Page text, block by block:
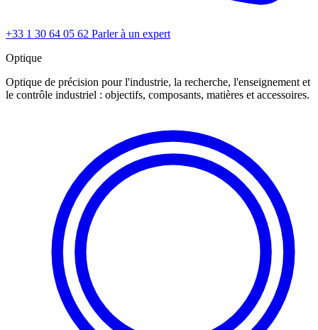
+33 1 30 64 05 62 Parler à un expert
Optique
Optique de précision pour l'industrie, la recherche, l'enseignement et
le contrôle industriel : objectifs, composants, matières et accessoires.